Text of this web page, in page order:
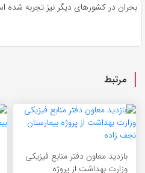
بحران در کشورهای دیگر نیز تجربه شده
مرتبط
بازدید معاون دفتر منابع فیزیکی
وزارت بهداشت از پروژه